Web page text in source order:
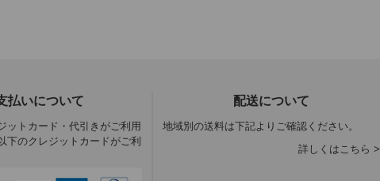
払いについて
ットカード・代引きがご利用
下のクレジットカードがご利
配送について
地域別の送料は下記よりご確認ください。
詳しくはこちら >